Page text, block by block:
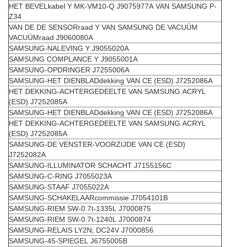
HET BEVELkabel Y MK-VM10-Q J9075977A VAN SAMSUNG P-
Z34
VAN DE DE SENSORraad Y VAN SAMSUNG DE VACUÜM
VACUÜMraad J9060080A
SAMSUNG-NALEVING Y J9055020A
SAMSUNG COMPLANCE Y J9055001A
SAMSUNG-OPDRINGER J7255006A
SAMSUNG-HET DIENBLADdekking VAN CE (ESD) J7252086A
HET DEKKING-ACHTERGEDEELTE VAN SAMSUNG ACRYL
(ESD) J7252085A
SAMSUNG-HET DIENBLADdekking VAN CE (ESD) J7252086A
HET DEKKING-ACHTERGEDEELTE VAN SAMSUNG ACRYL
(ESD) J7252085A
SAMSUNG-DE VENSTER-VOORZIJDE VAN CE (ESD)
J7252082A
SAMSUNG-ILLUMINATOR SCHACHT J7155156C
SAMSUNG-C-RING J7055023A
SAMSUNG-STAAF J7055022A
SAMSUNG-SCHAKELAARcommissie J7054101B
SAMSUNG-RIEM SW-0.7t-1335L J7000875
SAMSUNG-RIEM SW-0.7t-1240L J7000874
SAMSUNG-RELAIS LY2N; DC24V J7000856
SAMSUNG-45-SPIEGEL J6755005B